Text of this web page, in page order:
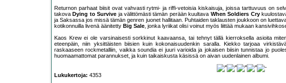
Returnon parhaat biisit ovat vahvasti rytmi- ja riffi-vetoisia kiskaisuja, joissa tarttuvuus on
takova Dying to Survive ja välittömästi tämän perään kuultava When Soldiers Cry
ja Saksassa jos missä tämän genren juonet hallitaan. Puhtaiden taklausten joukkoon on
kotikonnuilla livenä äänitetty Big Sale, jonka lyriikat olisi voinut myös liittää mukaan
Kaos Krew ei ole varsinaisesti sorkkinut kaavaansa, tai tehnyt tällä kierroksella asioita
eteenpäin, niin yksittäisten biisien kuin kokonaisuudenkin saralla. Kiekko tarjoaa
raskaaseen rockmetalliin, vaikka soundia ei juuri varioida ja jokaisen biisin tunnistaa jo
huomaamattomat parannukset, ja kuin taikaiskusta käsissä on aivan uudenlainen albumi.
Lukukertoja: 4353